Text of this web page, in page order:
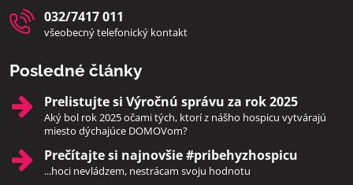
032/7417 011
všeobecný telefonický kontakt
Posledné články
Prelistujte si Výročnú správu za rok 2025
Aký bol rok 2025 očami tých, ktorí z nášho hospicu vytvárajú
miesto dýchajúce DOMOVom?
Prečítajte si najnovšie #pribehyzhospicu
...hoci nevládzem, nestrácam svoju hodnotu